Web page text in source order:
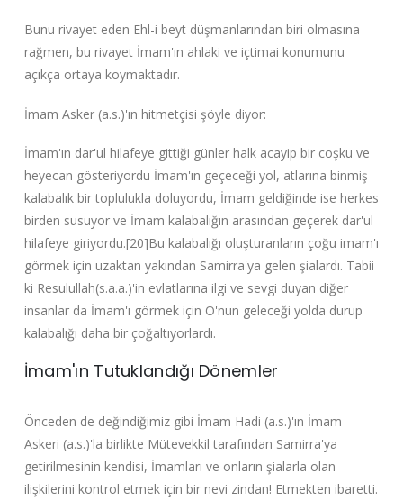
Bunu rivayet eden Ehl-i beyt düşmanlarından biri olma‌sına
rağmen, bu rivayet İmam'ın ahlaki ve içtimai konumunu
açıkça ortaya koymaktadır.
İmam Asker (a.s.)'ın hitmetçisi şöyle diyor:
İmam'ın dar'ul hilafeye gittiği günler halk acayip bir coşku ve
heyecan gösteriyordu İmam'ın geçeceği yol, atlarına binmiş
kalabalık bir toplulukla doluyordu, İmam geldiğinde ise herkes
birden susuyor ve İmam kalabalığın arasından geçerek dar'ul
hilafeye giriyordu.[20]Bu kalabalığı oluşturanların çoğu imam'ı
görmek için uzaktan yakından Samirra'ya gelen şialardı. Tabii
ki Resulullah(s.a.a.)'in evlatlarına ilgi ve sevgi duyan diğer
insanlar da İmam'ı görmek için O'nun geleceği yolda durup
kalabalığı daha bir çoğaltıyorlardı.
İmam'ın Tutuklandığı Dönemler
Önceden de değindiğimiz gibi İmam Hadi (a.s.)'ın İmam
Askeri (a.s.)'la birlikte Mütevekkil tarafından Samirra'ya
geti‌rilmesinin kendisi, İmamları ve onların şialarla olan
ilişkilerini kontrol etmek için bir nevi zindan! Etmekten ibaretti.